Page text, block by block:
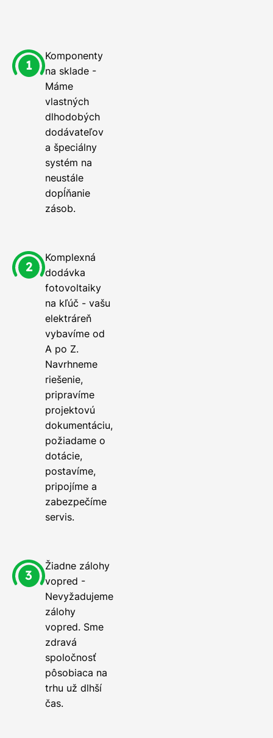
Komponenty
na sklade -
Máme
vlastných
dlhodobých
dodávateľov
a špeciálny
systém na
neustále
dopĺňanie
zásob.
Komplexná
dodávka
fotovoltaiky
na kľúč - vašu
elektráreň
vybavíme od
A po Z.
Navrhneme
riešenie,
pripravíme
projektovú
dokumentáciu,
požiadame o
dotácie,
postavíme,
pripojíme a
zabezpečíme
servis.
Žiadne zálohy
vopred -
Nevyžadujeme
zálohy
vopred. Sme
zdravá
spoločnosť
pôsobiaca na
trhu už dlhší
čas.